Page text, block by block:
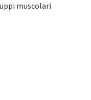
muscolari